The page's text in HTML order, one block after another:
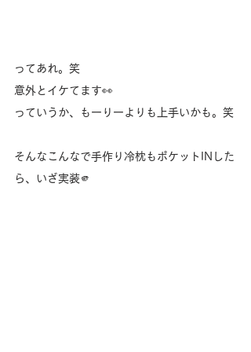
ってあれ。笑
意外とイケてます👀
っていうか、もーりーよりも上手いかも。笑
そんなこんなで手作り冷枕もポケットINした
ら、いざ実装🫵